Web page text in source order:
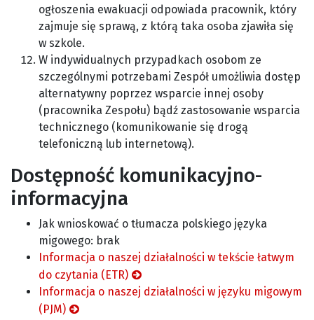
ogłoszenia ewakuacji odpowiada pracownik, który
zajmuje się sprawą, z którą taka osoba zjawiła się
w szkole.
W indywidualnych przypadkach osobom ze
szczególnymi potrzebami Zespół umożliwia dostęp
alternatywny poprzez wsparcie innej osoby
(pracownika Zespołu) bądź zastosowanie wsparcia
technicznego (komunikowanie się drogą
telefoniczną lub internetową).
Dostępność komunikacyjno-
informacyjna
Jak wnioskować o tłumacza polskiego języka
migowego: brak
Informacja o naszej działalności w tekście łatwym
do czytania (ETR)
Informacja o naszej działalności w języku migowym
(PJM)